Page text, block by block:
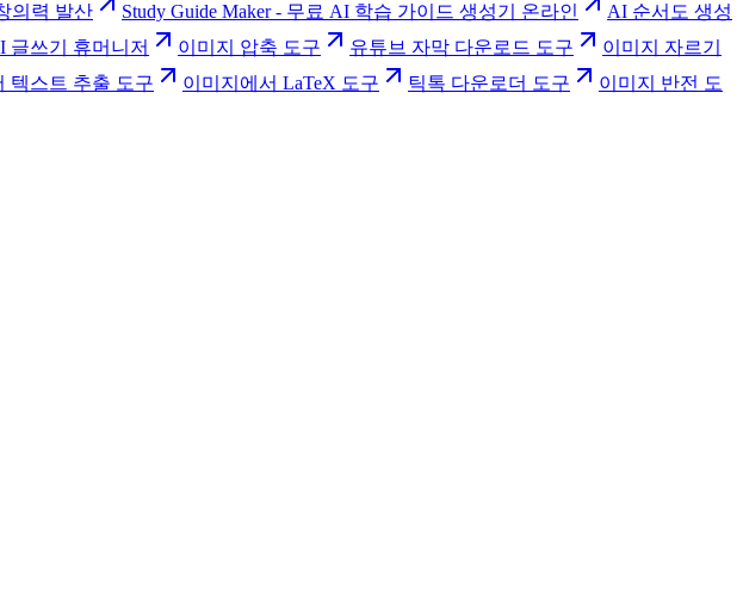
의력 발산 Study Guide Maker - 무료 AI 학습 가이드 생성기 온라인
AI 순서도 생성
글쓰기 휴머니저 이미지 압축 도구 유튜브 자막 다운로드 도구
이미지 자르기
텍스트 추출 도구 이미지에서 LaTeX 도구 틱톡 다운로더 도구
이미지 반전 도